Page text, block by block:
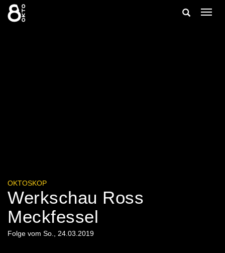
Zum
Inhalt
springen
Suche
OKTOSKOP
Werkschau Ross
Meckfessel
Folge vom So., 24.03.2019